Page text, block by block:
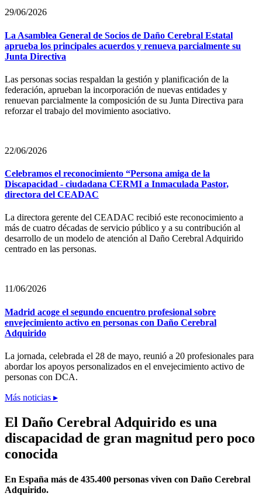
29/06/2026
La Asamblea General de Socios de Daño Cerebral Estatal
aprueba los principales acuerdos y renueva parcialmente su
Junta Directiva
Las personas socias respaldan la gestión y planificación de la
federación, aprueban la incorporación de nuevas entidades y
renuevan parcialmente la composición de su Junta Directiva para
reforzar el trabajo del movimiento asociativo.
22/06/2026
Celebramos el reconocimiento “Persona amiga de la
Discapacidad - ciudadana CERMI a Inmaculada Pastor,
directora del CEADAC
La directora gerente del CEADAC recibió este reconocimiento a
más de cuatro décadas de servicio público y a su contribución al
desarrollo de un modelo de atención al Daño Cerebral Adquirido
centrado en las personas.
11/06/2026
Madrid acoge el segundo encuentro profesional sobre
envejecimiento activo en personas con Daño Cerebral
Adquirido
La jornada, celebrada el 28 de mayo, reunió a 20 profesionales para
abordar los apoyos personalizados en el envejecimiento activo de
personas con DCA.
Más noticias ▸
El Daño Cerebral Adquirido es una
discapacidad de gran magnitud pero poco
conocida
En España más de 435.400 personas viven con Daño Cerebral
Adquirido.